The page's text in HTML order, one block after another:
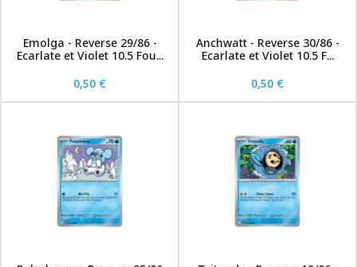
Emolga - Reverse 29/86 -
Ecarlate et Violet 10.5 Fou...
0,50 €
Anchwatt - Reverse 30/86 -
Ecarlate et Violet 10.5 F...
0,50 €